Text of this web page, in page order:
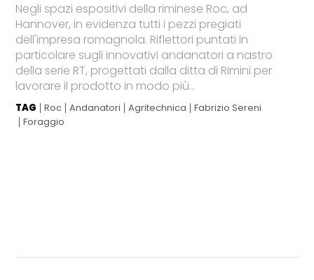
Negli spazi espositivi della riminese Roc, ad
Hannover, in evidenza tutti i pezzi pregiati
dell'impresa romagnola. Riflettori puntati in
particolare sugli innovativi andanatori a nastro
della serie RT, progettati dalla ditta di Rimini per
lavorare il prodotto in modo più...
TAG Roc Andanatori Agritechnica
Fabrizio Sereni
Foraggio